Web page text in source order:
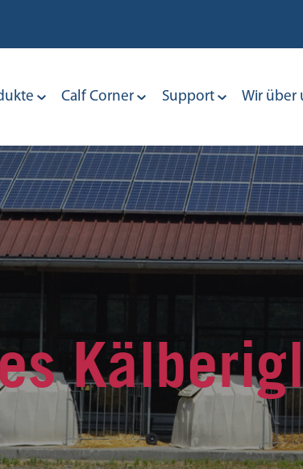
Calf Corner Support Wir über